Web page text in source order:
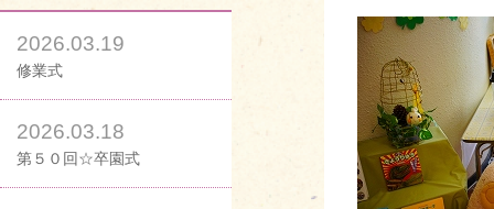
2026.03.19
修業式
2026.03.18
第５０回☆卒園式